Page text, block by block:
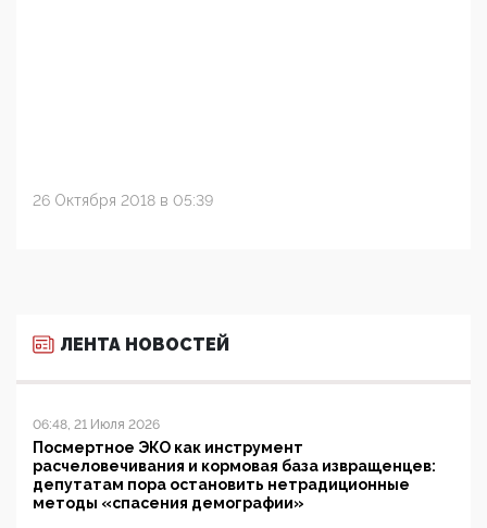
26 Октября 2018 в 05:39
ЛЕНТА НОВОСТЕЙ
06:48, 21 Июля 2026
Посмертное ЭКО как инструмент
расчеловечивания и кормовая база извращенцев:
депутатам пора остановить нетрадиционные
методы «спасения демографии»